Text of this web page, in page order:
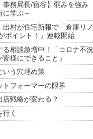
事務局長/宿谷】弱みを強み
に学ぶ～
出村が住宅新報で「倉庫リノ
ポイント！」連載開始
る相談急増中！「コロナ不況
様にできること」
いう穴埋め策
トフォーマーの限界
店戦略が変わる？
く